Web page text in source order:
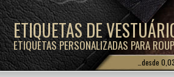
ETIQUETAS DE
ETIQUETAS PERSONALIZADAS PARA
…desde